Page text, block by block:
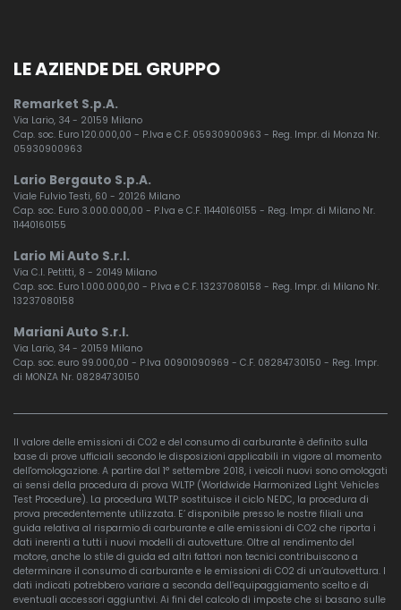
LE AZIENDE DEL GRUPPO
Remarket S.p.A.
Via Lario, 34 - 20159 Milano
Cap. soc. Euro 120.000,00 - P.Iva e C.F. 05930900963 - Reg. Impr. di Monza Nr.
05930900963
Lario Bergauto S.p.A.
Viale Fulvio Testi, 60 - 20126 Milano
Cap. soc. Euro 3.000.000,00 - P.Iva e C.F. 11440160155 - Reg. Impr. di Milano Nr.
11440160155
Lario Mi Auto S.r.l.
Via C.I. Petitti, 8 - 20149 Milano
Cap. soc. Euro 1.000.000,00 - P.Iva e C.F. 13237080158 - Reg. Impr. di Milano Nr.
13237080158
Mariani Auto S.r.l.
Via Lario, 34 - 20159 Milano
Cap. soc. euro 99.000,00 - P.Iva 00901090969 - C.F. 08284730150 - Reg. Impr.
di MONZA Nr. 08284730150
Il valore delle emissioni di CO2 e del consumo di carburante è definito sulla
base di prove ufficiali secondo le disposizioni applicabili in vigore al momento
dell'omologazione. A partire dal 1° settembre 2018, i veicoli nuovi sono omologati
ai sensi della procedura di prova WLTP (Worldwide Harmonized Light Vehicles
Test Procedure). La procedura WLTP sostituisce il ciclo NEDC, la procedura di
prova precedentemente utilizzata. E’ disponibile presso le nostre filiali una
guida relativa al risparmio di carburante e alle emissioni di CO2 che riporta i
dati inerenti a tutti i nuovi modelli di autovetture. Oltre al rendimento del
motore, anche lo stile di guida ed altri fattori non tecnici contribuiscono a
determinare il consumo di carburante e le emissioni di CO2 di un’autovettura. I
dati indicati potrebbero variare a seconda dell’equipaggiamento scelto e di
eventuali accessori aggiuntivi. Ai fini del calcolo di imposte che si basano sulle